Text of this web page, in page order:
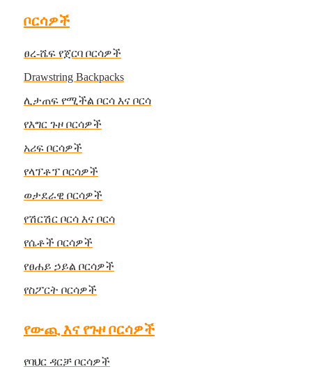
ቦርሳዎች
ፀረ-ሼፍ የጀርባ ቦርሳዎች
Drawstring Backpacks
ሊታጠፍ የሚችል ቦርሳ እና ቦርሳ
የእግር ጉዞ ቦርሳዎች
አሪፍ ቦርሳዎች
የላፕቶፕ ቦርሳዎች
ወታደራዊ ቦርሳዎች
የሽርሽር ቦርሳ እና ቦርሳ
የሴቶች ቦርሳዎች
የፀሐይ ኃይል ቦርሳዎች
የስፖርት ቦርሳዎች
የውጪ እና የጉዞ ቦርሳዎች
የባህር ዳርቻ ቦርሳዎች